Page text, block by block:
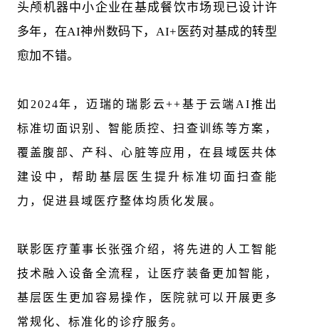
头颅机器中小企业在基成餐饮市场现已设计许
多年，在AI神州数码下，AI+医药对基成的转型
愈加不错。
如2024年，迈瑞的瑞影云++基于云端AI推出
标准切面识别、智能质控、扫查训练等方案，
覆盖腹部、产科、心脏等应用，在县域医共体
建设中，帮助基层医生提升标准切面扫查能
力，促进县域医疗整体均质化发展。
联影医疗董事长张强介绍，将先进的人工智能
技术融入设备全流程，让医疗装备更加智能，
基层医生更加容易操作，医院就可以开展更多
常规化、标准化的诊疗服务。